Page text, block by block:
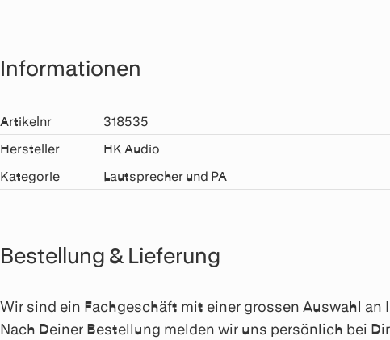
Informationen
Artikelnr
318535
Hersteller
HK Audio
Kategorie
Lautsprecher und PA
Bestellung & Lieferung
Wir sind ein Fachgeschäft mit einer grossen Auswahl
Nach Deiner Bestellung melden wir uns persönlich bei